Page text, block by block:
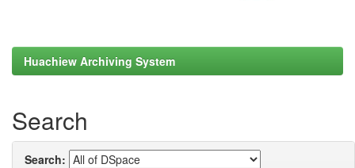
Huachiew Archiving System
Search
Search: